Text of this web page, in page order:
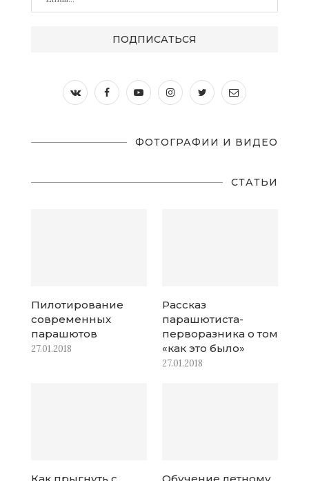
ФОТОГРАФИИ И ВИДЕО
СТАТЬИ
Пилотирование
современных
парашютов
27.01.2018
Рассказ
парашютиста-
перворазника о том
«как это было»
27.01.2018